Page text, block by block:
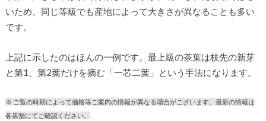
いため、同じ等級でも産地によって大きさが異なることも多い
です。
上記に示したのはほんの一例です。最上級の茶葉は枝先の新芽
と第1、第2葉だけを摘む「一芯二葉」という手法になります。
※ ご覧の時期によって価格等ご案内の情報が異なる場合がございます。最新の情報は
各店舗にてご確認ください。